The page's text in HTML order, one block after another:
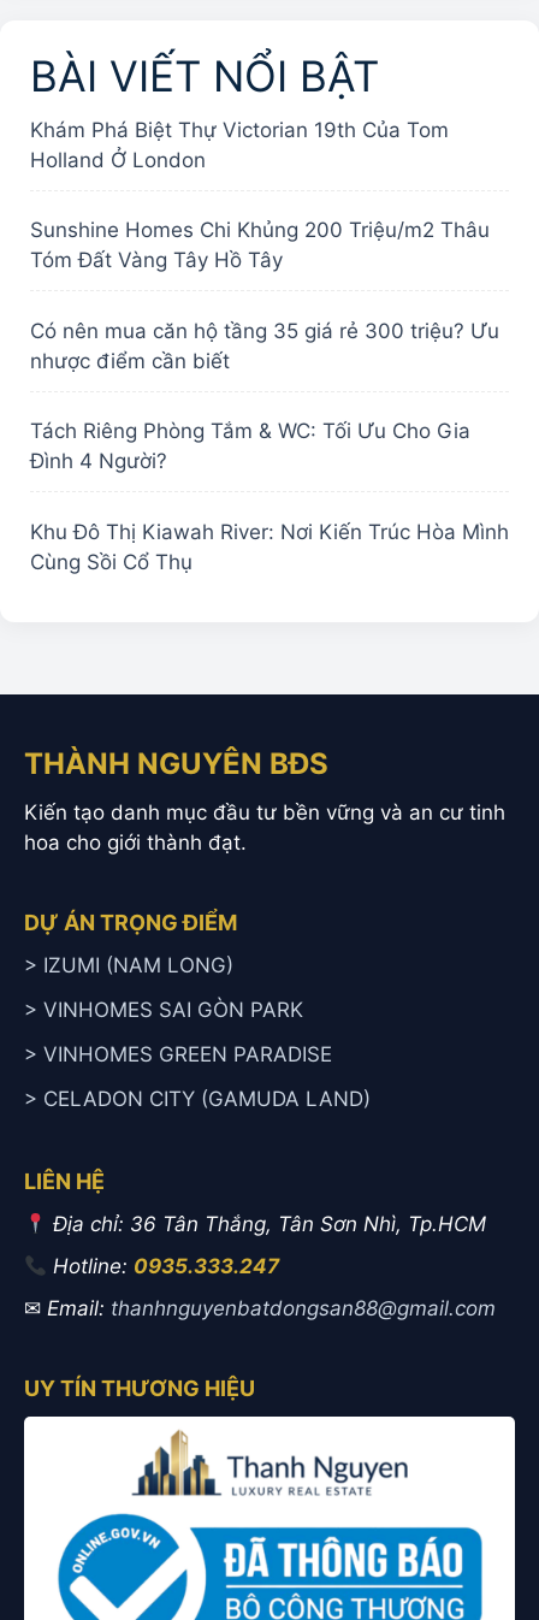
BÀI VIẾT NỔI BẬT
Khám Phá Biệt Thự Victorian 19th Của Tom
Holland Ở London
Sunshine Homes Chi Khủng 200 Triệu/m2 Thâu
Tóm Đất Vàng Tây Hồ Tây
Có nên mua căn hộ tầng 35 giá rẻ 300 triệu? Ưu
nhược điểm cần biết
Tách Riêng Phòng Tắm & WC: Tối Ưu Cho Gia
Đình 4 Người?
Khu Đô Thị Kiawah River: Nơi Kiến Trúc Hòa Mình
Cùng Sồi Cổ Thụ
THÀNH NGUYÊN BĐS
Kiến tạo danh mục đầu tư bền vững và an cư tinh
hoa cho giới thành đạt.
DỰ ÁN TRỌNG ĐIỂM
> IZUMI (NAM LONG)
> VINHOMES SAI GÒN PARK
> VINHOMES GREEN PARADISE
> CELADON CITY (GAMUDA LAND)
LIÊN HỆ
Địa chỉ: 36 Tân Thắng, Tân Sơn Nhì, Tp.HCM
Hotline: 0935.333.247
✉ Email: thanhnguyenbatdongsan88@gmail.com
UY TÍN THƯƠNG HIỆU